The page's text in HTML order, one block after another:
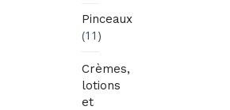
Pinceaux
(11)
Crèmes,
lotions
et